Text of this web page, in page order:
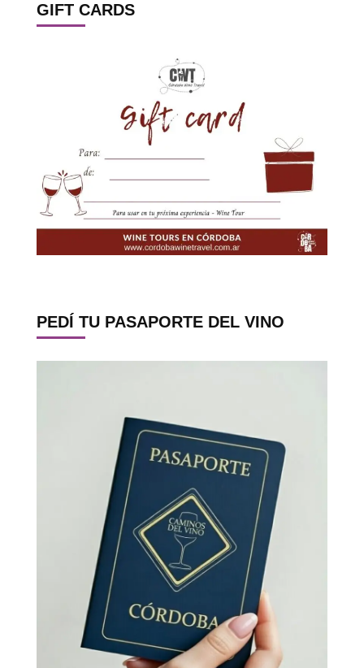
GIFT CARDS
PEDÍ TU PASAPORTE DEL VINO